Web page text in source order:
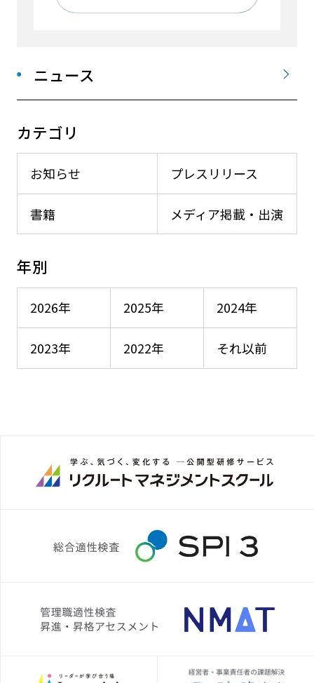
ニュース
カテゴリ
お知らせ プレスリリース
メディア掲載・出演
書籍
年別
2026年 2025年 2024年
2023年 2022年 それ以前